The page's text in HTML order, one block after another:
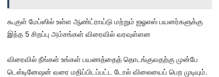
கூகுள் மேப்ஸில் உள்ள ஆண்ட்ராய்டு மற்றும் ஐஓஎஸ் பயனர்களுக்கு
இந்த 5 சிறப்பு அம்சங்கள் விரைவில் வரவுள்ளன
விரைவில் நீங்கள் உங்கள் பயணத்தைத் தொடங்குவதற்கு முன்பே
டெஸ்டினேஷன் வரை மதிப்பிடப்பட்ட டோல் விலையைப் பெற முடியும்.